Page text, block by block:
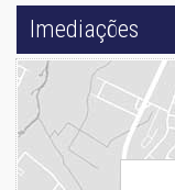
Imediações